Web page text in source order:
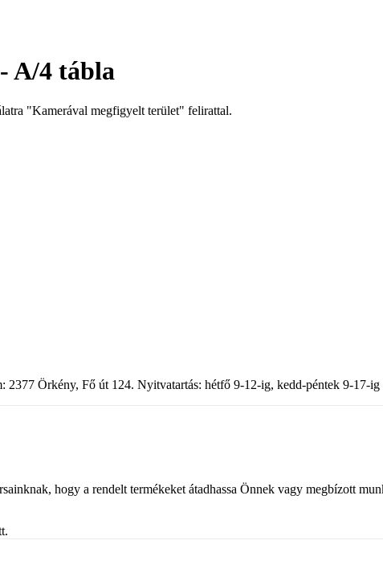
A/4 tábla
"Kamerával megfigyelt terület" felirattal.
2377 Örkény, Fő út 124. Nyitvatartás: hétfő 9-12-ig, kedd-péntek 9-17-ig
hogy a rendelt termékeket átadhassa Önnek vagy megbízott